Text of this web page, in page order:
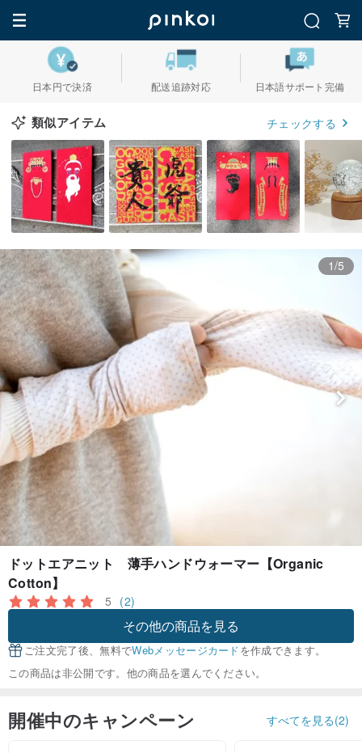
日本円で決済 配送追跡対応 日本語サポート完備
類似アイテム チェックする
1/5
ドットエアニット 薄手ハンドウォーマー【Organic
Cotton】
5 (2)
その他の商品を見る
ご注文完了後、無料でWebメッセージカードを作成できます。
この商品は非公開です。他の商品を選んでください。
開催中のキャンペーン すべてを見る(2)